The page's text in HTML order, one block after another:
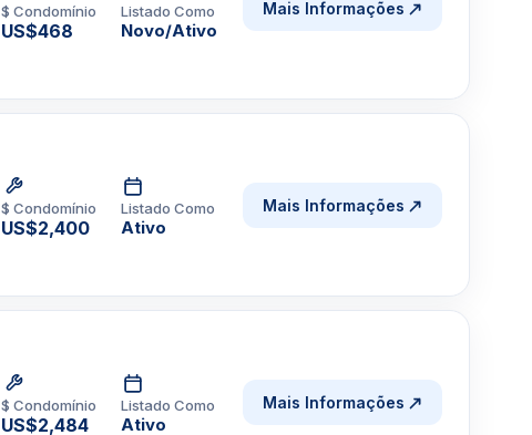
$ Condomínio
US$468
Listado Como
Novo/Ativo
Mais Informações
$ Condomínio
US$2,400
Listado Como
Ativo
Mais Informações
$ Condomínio
US$2,484
Listado Como
Ativo
Mais Informações